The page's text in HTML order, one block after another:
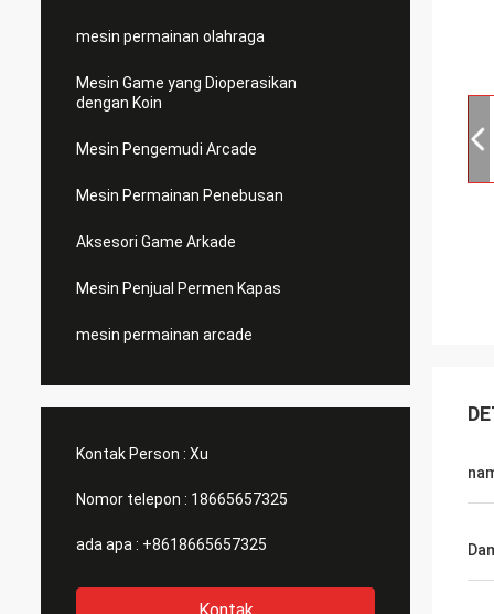
mesin permainan olahraga
Mesin Game yang Dioperasikan
dengan Koin
Mesin Pengemudi Arcade
Mesin Permainan Penebusan
Aksesori Game Arkade
Mesin Penjual Permen Kapas
mesin permainan arcade
Kontak Person : Xu
Nomor telepon : 18665657325
ada apa : +8618665657325